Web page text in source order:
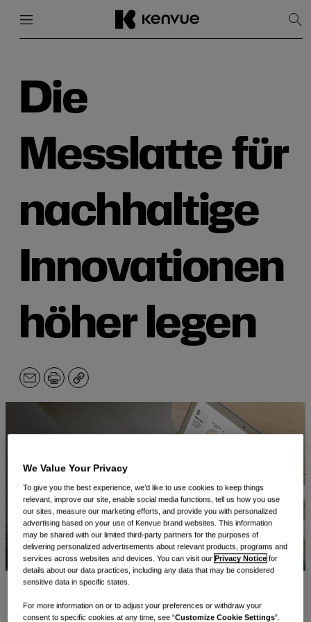
Inhalt
Die
Messlatte für
nachhaltige
Innovationen
höher legen
E-
DruckenKopieren
Wenn es um Produktentwicklung geht, erfordern
We Value Your Privacy
To give you the best experience, we’d like to use cookies to keep things
relevant, improve our site, enable social media functions, tell us how you use
our sites, measure our marketing efforts, and provide you with personalized
advertising based on your use of Kenvue brand websites. This information
may be shared with our limited third-party partners for the purposes of
delivering personalized advertisements about relevant products, programs and
services across websites and devices. You can visit our Privacy Notice for
details about our data practices, including any data that may be considered
sensitive data in specific states.
For more information on or to adjust your preferences or withdraw your
consent to specific cookies at any time, see “Customize Cookie Settings”.